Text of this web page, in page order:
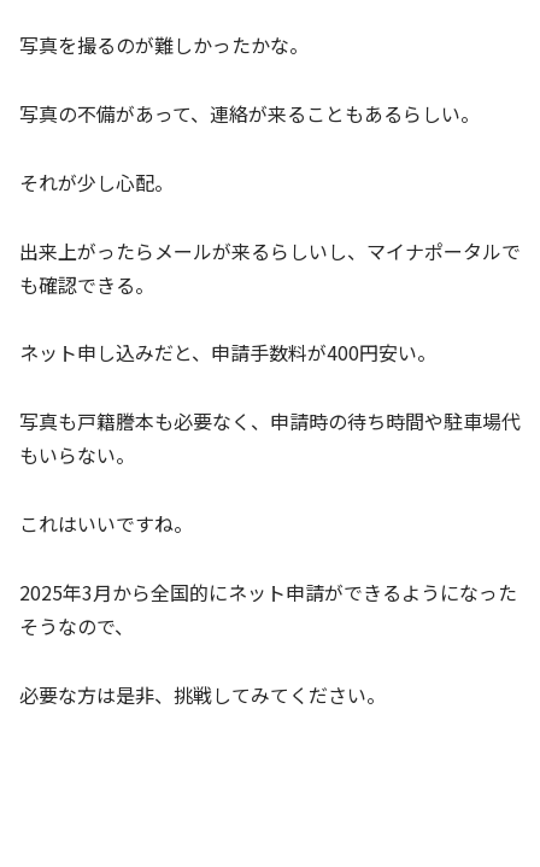
写真を撮るのが難しかったかな。
写真の不備があって、連絡が来ることもあるらしい。
それが少し心配。
出来上がったらメールが来るらしいし、マイナポータルで
も確認できる。
ネット申し込みだと、申請手数料が400円安い。
写真も戸籍謄本も必要なく、申請時の待ち時間や駐車場代
もいらない。
これはいいですね。
2025年3月から全国的にネット申請ができるようになった
そうなので、
必要な方は是非、挑戦してみてください。